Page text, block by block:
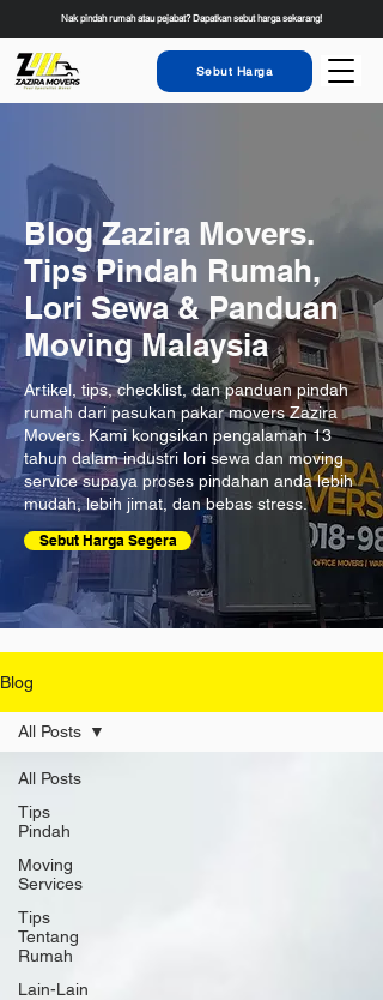
Sebut Harga
Nak pindah rumah atau pejabat? Dapatkan sebut harga sekarang!
Blog Zazira Movers.
Tips Pindah Rumah,
Lori Sewa & Panduan
Moving Malaysia
Artikel, tips, checklist, dan panduan pindah
rumah dari pasukan pakar movers Zazira
Movers. Kami kongsikan pengalaman 13
tahun dalam industri lori sewa dan moving
service supaya proses pindahan anda lebih
mudah, lebih jimat, dan bebas stress.
Sebut Harga Segera
Blog
All Posts
Tips
Pindah
Moving
Services
Tips
Tentang
Rumah
Lain-Lain
All Posts